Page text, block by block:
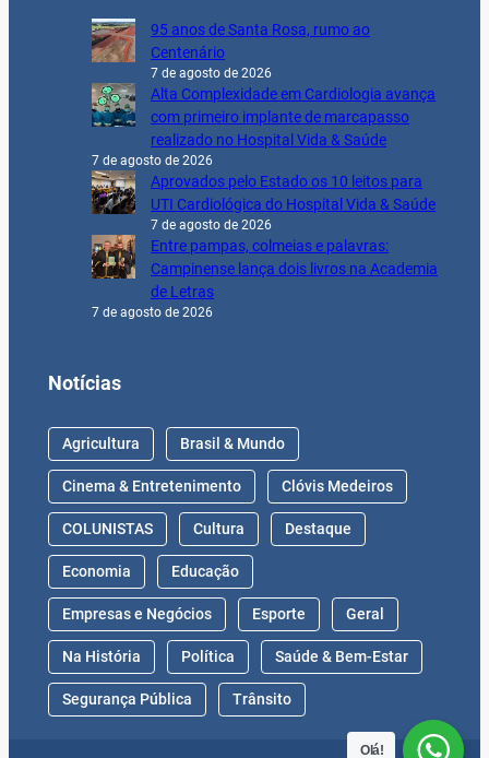
95 anos de Santa Rosa, rumo ao
Centenário
7 de agosto de 2026
Alta Complexidade em Cardiologia avança
com primeiro implante de marcapasso
realizado no Hospital Vida & Saúde
7 de agosto de 2026
Aprovados pelo Estado os 10 leitos para
UTI Cardiológica do Hospital Vida & Saúde
7 de agosto de 2026
Entre pampas, colmeias e palavras:
Campinense lança dois livros na Academia
de Letras
7 de agosto de 2026
Notícias
Agricultura Brasil & Mundo
Cinema & Entretenimento Clóvis Medeiros
COLUNISTAS Cultura Destaque
Economia Educação
Empresas e Negócios Esporte Geral
Na História Política Saúde & Bem-Estar
Segurança Pública Trânsito
Olá!